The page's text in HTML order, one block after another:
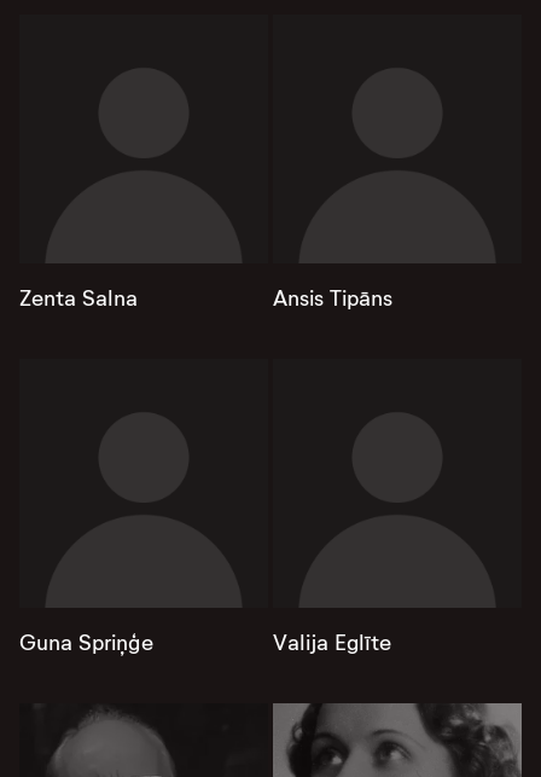
Zenta Salna Ansis Tipāns
Guna Spriņģe Valija Eglīte